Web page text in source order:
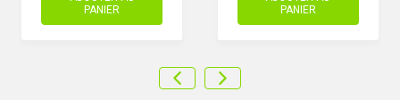
PANIER
PANIER